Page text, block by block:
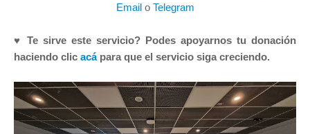
Emailo Telegram
♥ Te sirve este servicio? Podes apoyarnos tu donación
haciendo clic acápara que el servicio siga creciendo.